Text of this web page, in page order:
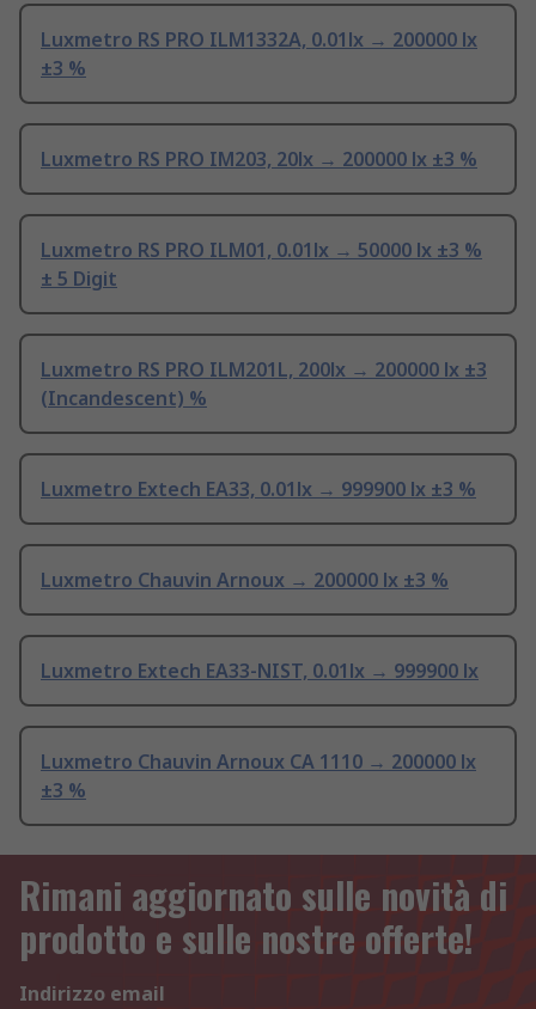
Luxmetro RS PRO ILM1332A, 0.01lx → 200000 lx
±3 %
Luxmetro RS PRO IM203, 20lx → 200000 lx ±3 %
Luxmetro RS PRO ILM01, 0.01lx → 50000 lx ±3 %
± 5 Digit
Luxmetro RS PRO ILM201L, 200lx → 200000 lx ±3
(Incandescent) %
Luxmetro Extech EA33, 0.01lx → 999900 lx ±3 %
Luxmetro Chauvin Arnoux → 200000 lx ±3 %
Luxmetro Extech EA33-NIST, 0.01lx → 999900 lx
Luxmetro Chauvin Arnoux CA 1110 → 200000 lx
±3 %
Rimani aggiornato sulle novità di
prodotto e sulle nostre offerte!
Indirizzo email